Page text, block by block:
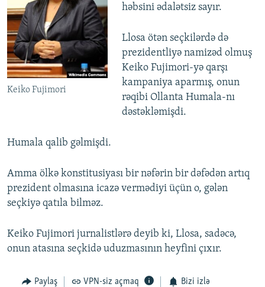
Keiko Fujimori
həbsini ədalətsiz sayır.
Llosa ötən seçkilərdə də
prezidentliyə namizəd olmuş
Keiko Fujimori-yə qarşı
kampaniya aparmış, onun
rəqibi Ollanta Humala-nı
dəstəkləmişdi.
Humala qalib gəlmişdi.
Amma ölkə konstitusiyası bir nəfərin bir dəfədən artıq
prezident olmasına icazə vermədiyi üçün o, gələn
seçkiyə qatıla bilməz.
Keiko Fujimori jurnalistlərə deyib ki, Llosa, sadəcə,
onun atasına seçkidə uduzmasının heyfini çıxır.
Paylaş VPN-siz açmaq Bizi izlə